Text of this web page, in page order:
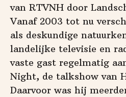
van RTVNH door
Vanaf 2003 tot nu
als deskundige
landelijke televisie en
vaste gast regelmatig
Night, de talkshow van
Daarvoor was hij